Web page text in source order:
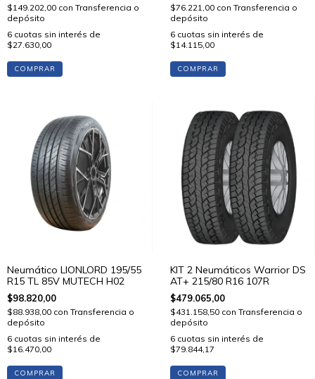
$149.202,00 con Transferencia o
depósito
6 cuotas sin interés de
$27.630,00
COMPRAR
$76.221,00 con Transferencia o
depósito
6 cuotas sin interés de
$14.115,00
COMPRAR
Neumático LIONLORD 195/55
R15 TL 85V MUTECH H02
$98.820,00
$88.938,00 con Transferencia o
depósito
6 cuotas sin interés de
$16.470,00
COMPRAR
KIT 2 Neumáticos Warrior DS
AT+ 215/80 R16 107R
$479.065,00
$431.158,50 con Transferencia o
depósito
6 cuotas sin interés de
$79.844,17
COMPRAR